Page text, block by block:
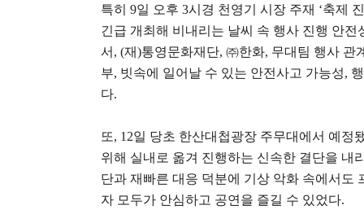
특히 9일 오후 3시경 천영기 시장 주재 ‘축제
긴급 개최해 비내리는 날씨 속 행사 진행 안전
서 , (재)통영문화재단, ㈜한화, 무대팀 행사 관
부, 빗속에 일어날 수 있는 안전사고 가능성,
다.
또, 12일 당초 한산대첩광장 주무대에서 예정
위해 실내로 옮겨 진행하는 신속한 결단을 내
단과 재빠른 대응 덕분에 기상 악화 속에서도
자 모두가 안심하고 공연을 즐길 수 있었다.